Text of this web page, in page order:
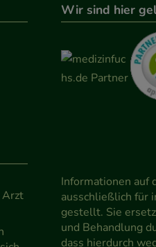
Wir sind hier
Arzt
Informationen auf
ausschließlich für
gestellt. Sie
und Behandlung
dass hierdurch